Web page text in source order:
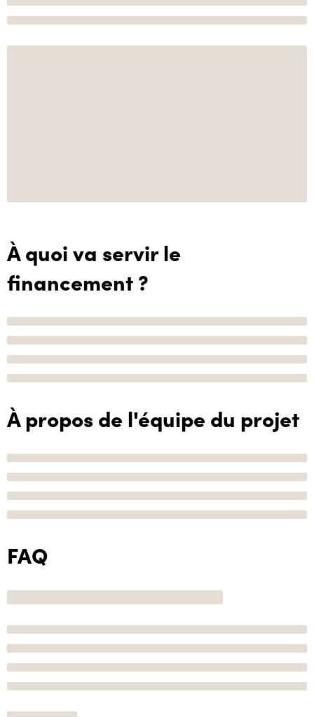
À quoi va servir le
financement ?
À propos de l'équipe du projet
FAQ